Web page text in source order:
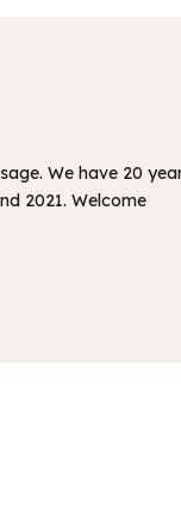
We have 20
2021. Welcome